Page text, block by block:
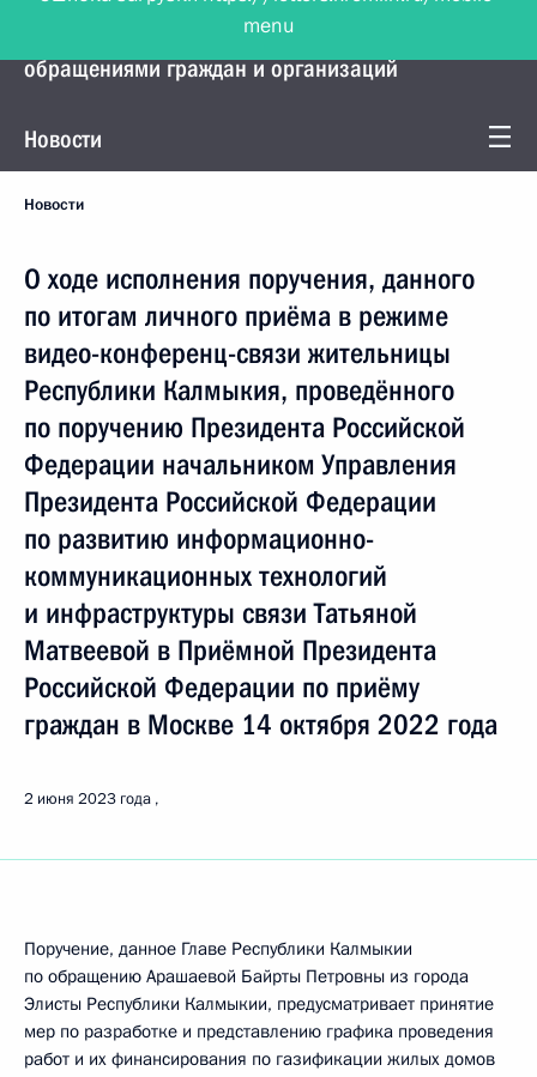
Управление Президента по работе с
обращениями граждан и организаций
Новости
Новости
О ходе исполнения поручения, данного
по итогам личного приёма в режиме
видео-конференц-связи жительницы
Республики Калмыкия, проведённого
по поручению Президента Российской
Федерации начальником Управления
Президента Российской Федерации
по развитию информационно-
коммуникационных технологий
и инфраструктуры связи Татьяной
Матвеевой в Приёмной Президента
Российской Федерации по приёму
граждан в Москве 14 октября 2022 года
2 июня 2023 года
Поручение, данное Главе Республики Калмыкии
по обращению Арашаевой Байрты Петровны из города
Элисты Республики Калмыкии, предусматривает принятие
мер по разработке и представлению графика проведения
работ и их финансирования по газификации жилых домов
menu